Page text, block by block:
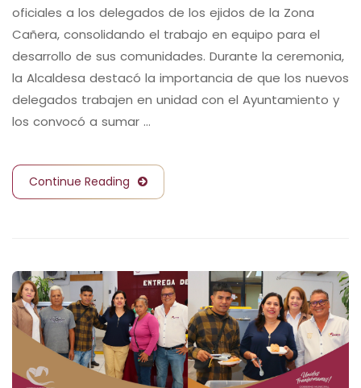
oficiales a los delegados de los ejidos de la Zona
Cañera, consolidando el trabajo en equipo para el
desarrollo de sus comunidades. Durante la ceremonia,
la Alcaldesa destacó la importancia de que los nuevos
delegados trabajen en unidad con el Ayuntamiento y
los convocó a sumar …
Continue Reading